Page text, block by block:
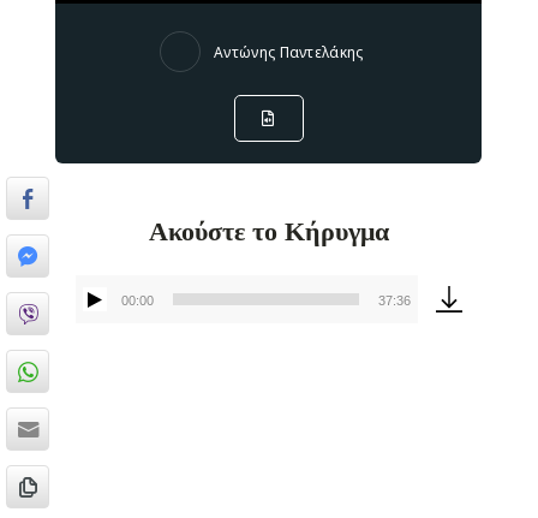
Αντώνης Παντελάκης
Ακούστε το Κήρυγμα
Πρόγραμμα
00:00 37:36